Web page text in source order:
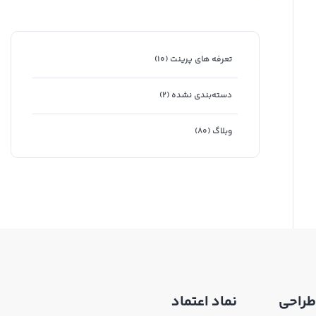
تعرفه های پرینت (۱۰)
دسته‌بندی نشده (۲)
وبلاگ (۸۰)
نماد اعتماد